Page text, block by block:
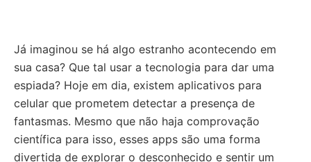
Já imaginou se há algo estranho acontecendo em
sua casa? Que tal usar a tecnologia para dar uma
espiada? Hoje em dia, existem aplicativos para
celular que prometem detectar a presença de
fantasmas. Mesmo que não haja comprovação
científica para isso, esses apps são uma forma
divertida de explorar o desconhecido e sentir um